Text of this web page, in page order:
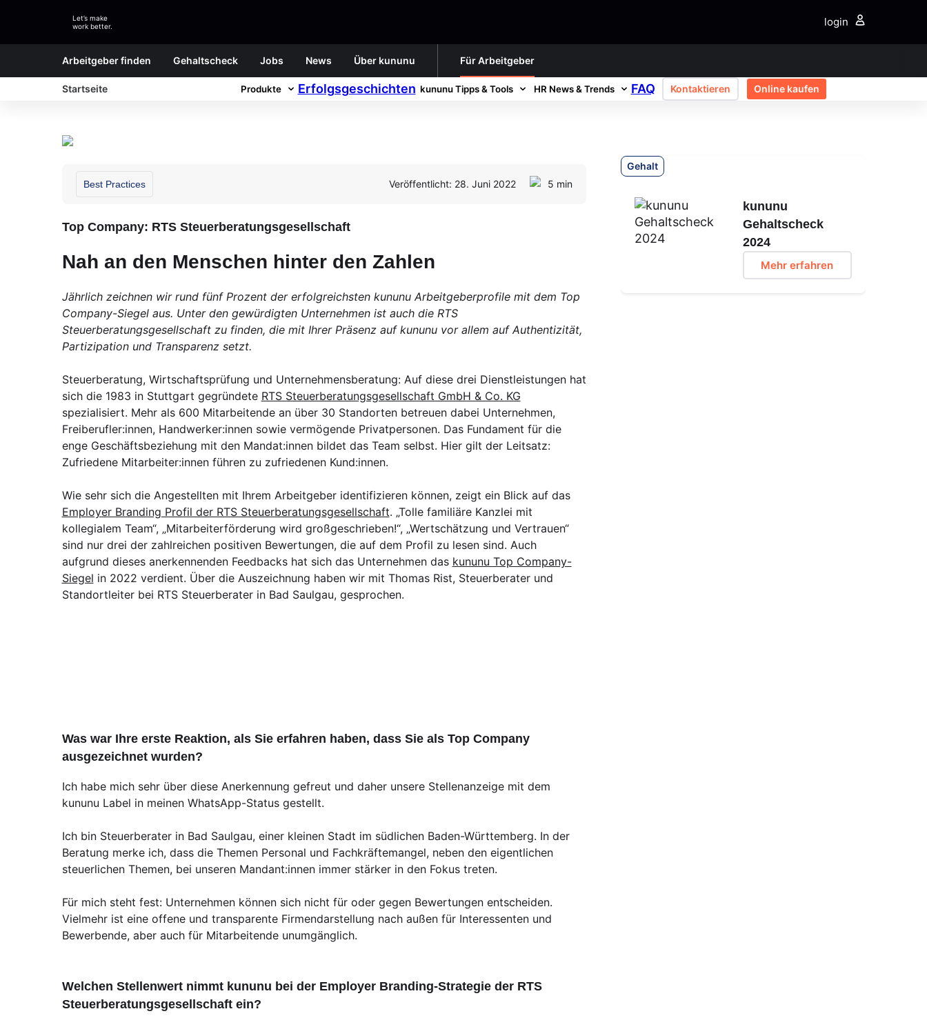
Let’s make
work better.
login
Arbeitgeber finden Gehaltscheck Jobs News Über kununu Für Arbeitgeber
Startseite Produkte Erfolgsgeschichten kununu Tipps & Tools HR News & Trends FAQ Kontaktieren Online kaufen
Best Practices Veröffentlicht: 28. Juni 2022 5 min
Top Company: RTS Steuerberatungsgesellschaft
Nah an den Menschen hinter den Zahlen
Jährlich zeichnen wir rund fünf Prozent der erfolgreichsten kununu Arbeitgeberprofile mit dem Top
Company-Siegel aus. Unter den gewürdigten Unternehmen ist auch die RTS
Steuerberatungsgesellschaft zu finden, die mit Ihrer Präsenz auf kununu vor allem auf Authentizität,
Partizipation und Transparenz setzt.
Steuerberatung, Wirtschaftsprüfung und Unternehmensberatung: Auf diese drei Dienstleistungen hat
sich die 1983 in Stuttgart gegründete RTS Steuerberatungsgesellschaft GmbH & Co. KG
spezialisiert. Mehr als 600 Mitarbeitende an über 30 Standorten betreuen dabei Unternehmen,
Freiberufler:innen, Handwerker:innen sowie vermögende Privatpersonen. Das Fundament für die
enge Geschäftsbeziehung mit den Mandat:innen bildet das Team selbst. Hier gilt der Leitsatz:
Zufriedene Mitarbeiter:innen führen zu zufriedenen Kund:innen.
Wie sehr sich die Angestellten mit Ihrem Arbeitgeber identifizieren können, zeigt ein Blick auf das
Employer Branding Profil der RTS Steuerberatungsgesellschaft. „Tolle familiäre Kanzlei mit
kollegialem Team“, „Mitarbeiterförderung wird großgeschrieben!“, „Wertschätzung und Vertrauen“
sind nur drei der zahlreichen positiven Bewertungen, die auf dem Profil zu lesen sind. Auch
aufgrund dieses anerkennenden Feedbacks hat sich das Unternehmen das kununu Top Company-
Siegel in 2022 verdient. Über die Auszeichnung haben wir mit Thomas Rist, Steuerberater und
Standortleiter bei RTS Steuerberater in Bad Saulgau, gesprochen.
Was war Ihre erste Reaktion, als Sie erfahren haben, dass Sie als Top Company
ausgezeichnet wurden?
Ich habe mich sehr über diese Anerkennung gefreut und daher unsere Stellenanzeige mit dem
kununu Label in meinen WhatsApp-Status gestellt.
Ich bin Steuerberater in Bad Saulgau, einer kleinen Stadt im südlichen Baden-Württemberg. In der
Beratung merke ich, dass die Themen Personal und Fachkräftemangel, neben den eigentlichen
steuerlichen Themen, bei unseren Mandant:innen immer stärker in den Fokus treten.
Für mich steht fest: Unternehmen können sich nicht für oder gegen Bewertungen entscheiden.
Vielmehr ist eine offene und transparente Firmendarstellung nach außen für Interessenten und
Bewerbende, aber auch für Mitarbeitende unumgänglich.
Welchen Stellenwert nimmt kununu bei der Employer Branding-Strategie der RTS
Steuerberatungsgesellschaft ein?
Gehalt
kununu
Gehaltscheck
2024
Mehr erfahren